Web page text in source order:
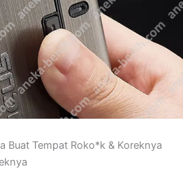
Buat Tempat Roko*k & Koreknya